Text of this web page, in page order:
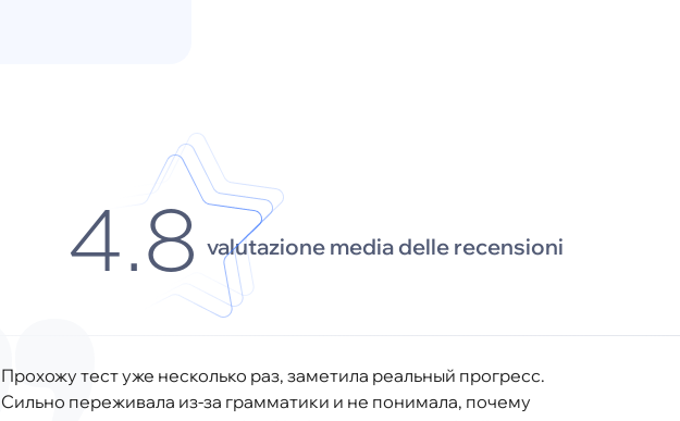
4.8 valutazione media delle recensioni
Прохожу тест уже несколько раз, заметила реальный прогресс.
Сильно переживала из-за грамматики и не понимала, почему